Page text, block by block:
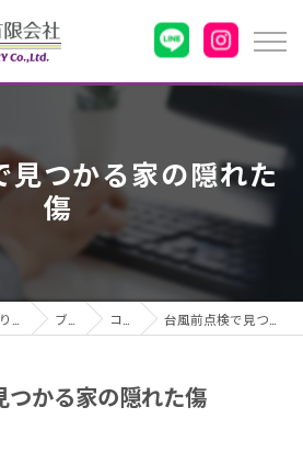
見つかる家の隠れた
傷
ブログ コラム 台風前点検で見つかる家の隠れた傷
つかる家の隠れた傷